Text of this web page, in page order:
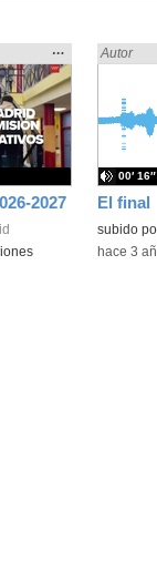
2027
Mostrar
la
ubicación
de la
búsqueda
…
El final
Autor
subido
00′ 16″
-hace 3